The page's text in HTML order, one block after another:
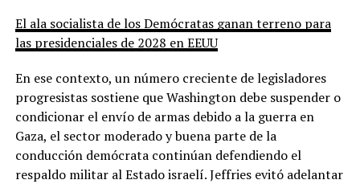
El ala socialista de los Demócratas ganan terreno para
las presidenciales de 2028 en EEUU
En ese contexto, un número creciente de legisladores
progresistas sostiene que Washington debe suspender o
condicionar el envío de armas debido a la guerra en
Gaza, el sector moderado y buena parte de la
conducción demócrata continúan defendiendo el
respaldo militar al Estado israelí. Jeffries evitó adelantar